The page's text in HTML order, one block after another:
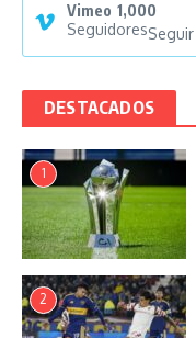
Vimeo 1,000
SeguidoresSeguir
DESTACADOS
1
2